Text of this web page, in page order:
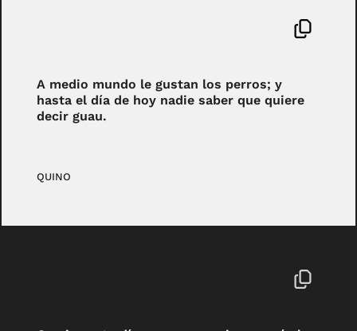
A medio mundo le gustan los perros; y
hasta el día de hoy nadie saber que quiere
decir guau.
QUINO